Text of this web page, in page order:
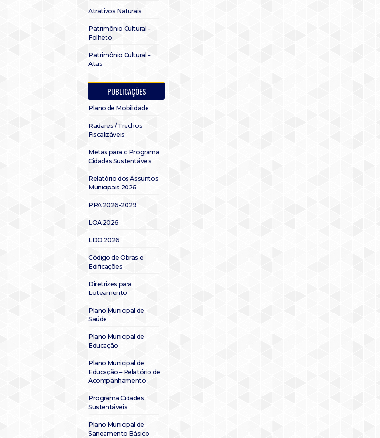
Atrativos Naturais
Patrimônio Cultural –
Folheto
Patrimônio Cultural –
Atas
PUBLICAÇÕES
Plano de Mobilidade
Radares / Trechos
Fiscalizáveis
Metas para o Programa
Cidades Sustentáveis
Relatório dos Assuntos
Municipais 2026
PPA 2026-2029
LOA 2026
LDO 2026
Código de Obras e
Edificações
Diretrizes para
Loteamento
Plano Municipal de
Saúde
Plano Municipal de
Educação
Plano Municipal de
Educação – Relatório de
Acompanhamento
Programa Cidades
Sustentáveis
Plano Municipal de
Saneamento Básico